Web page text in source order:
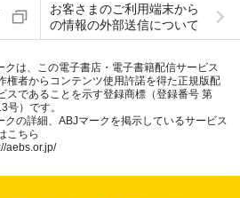
お客さまのご利用端末から
の情報の外部送信について
クは、この電子書店・電子書籍配信サービス
権者からコンテンツ使用許諾を得た正規版配
スであることを示す登録商標（登録番号 第
号）です。
クの詳細、ABJマークを掲示しているサービス
こちら
aebs.or.jp/